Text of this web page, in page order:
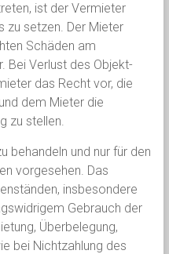
ist der Vermieter
zu setzen. Der Mieter
Schäden am
Bei Verlust des Objekt-
das Recht vor, die
dem Mieter die
zu stellen.
behandeln und nur für den
vorgesehen. Das
insbesondere
Gebrauch der
Überbelegung,
bei Nichtzahlung des